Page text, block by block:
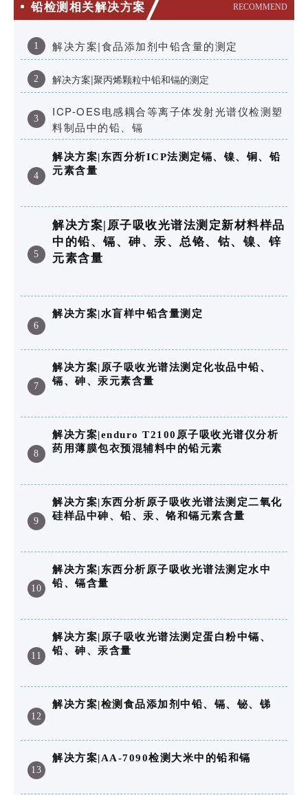
铅检测相关解决方案 RECOMMEND
1 解决方案|食品添加剂中铅含量的测定
2 解决方案|聚丙烯颗粒中铅和镉的测定
3
ICP-OES电感耦合等离子体发射光谱仪检测塑
料制品中的铅、镉
4
解决方案|东西分析ICP法测定镉、镍、铜、铅
元素含量
5
解决方案|原子吸收光谱法测定新材料样品
中的铅、镉、砷、汞、总铬、钴、镍、锌
元素含量
6
解决方案|水盲样中铅含量测定
7
解决方案|原子吸收光谱法测定化妆品中铅、
镉、砷、汞元素含量
8
解决方案|enduro T2100原子吸收光谱仪分析
药用薄膜包衣预混辅料中的铅元素
9
解决方案|东西分析原子吸收光谱法测定二氧化
硅样品中砷、铅、汞、铬和镉元素含量
10
解决方案|东西分析原子吸收光谱法测定水中
铅、镉含量
11
解决方案|原子吸收光谱法测定蛋白粉中镉、
铅、砷、汞含量
12
解决方案|检测食品添加剂中铅、镉、铋、锑
13
解决方案|AA-7090检测大米中的铅和镉